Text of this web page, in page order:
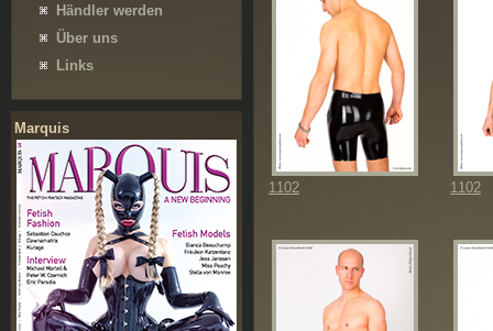
Händler werden
Über uns
Links
Marquis
1102 1102